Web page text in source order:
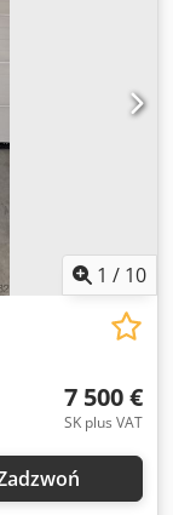
szybki do
130 mm
mm Zakres
roboczy
roboczy: 10
0° Wymiary (dł.
850 kg
możliwa
1 / 10
7 500 €
SK plus VAT